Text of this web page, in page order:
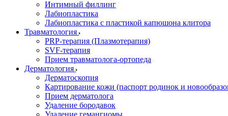
Интимный филлинг
Лабиопластика
Лабиопластика с пластикой капюшона клитора
Травматология
PRP-терапия (Плазмотерапия)
SVF-терапия
Прием травматолога-ортопеда
Дерматология
Дерматоскопия
Картирование кожи (паспорт родинок и
Прием дерматолога
Удаление бородавок
Удаление гемангиомы